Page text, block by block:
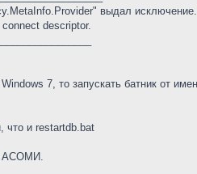
выдал исключение.
descriptor.
7, то запускать батник от
что и restartdb.bat
АСОМИ.